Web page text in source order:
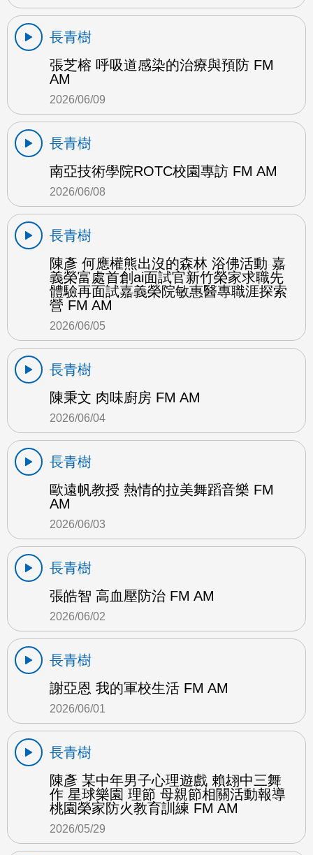
長青樹
張芝榕 呼吸道感染的治療與預防 FM
AM
2026/06/09
長青樹
南亞技術學院ROTC校園專訪 FM AM
2026/06/08
長青樹
陳彥 何應權熊出沒的森林 浴佛活動 嘉
義榮富處首創ai面試官新竹榮家求職先
體驗再面試嘉義榮院敏惠醫專職涯探索
營 FM AM
2026/06/05
長青樹
陳秉文 肉味廚房 FM AM
2026/06/04
長青樹
歐遠帆教授 熱情的拉美舞蹈音樂 FM
AM
2026/06/03
長青樹
張皓智 高血壓防治 FM AM
2026/06/02
長青樹
謝亞恩 我的軍校生活 FM AM
2026/06/01
長青樹
陳彥 某中年男子心理遊戲 賴翃中三舞
作 星球樂園 理節 母親節相關活動報導
桃園榮家防火教育訓練 FM AM
2026/05/29